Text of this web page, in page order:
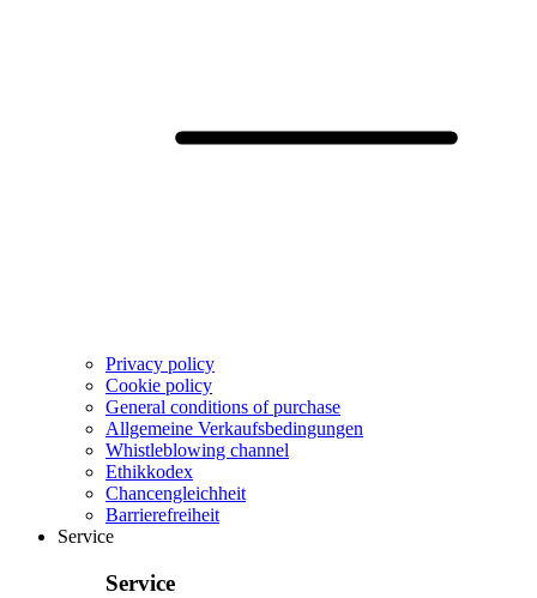
Privacy policy
Cookie policy
General conditions of purchase
Allgemeine Verkaufsbedingungen
Whistleblowing channel
Ethikkodex
Chancengleichheit
Barrierefreiheit
Service
Service